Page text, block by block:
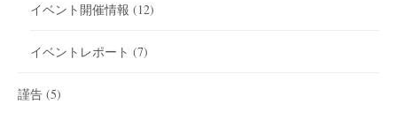
イベント開催情報 (12)
イベントレポート (7)
謹告 (5)